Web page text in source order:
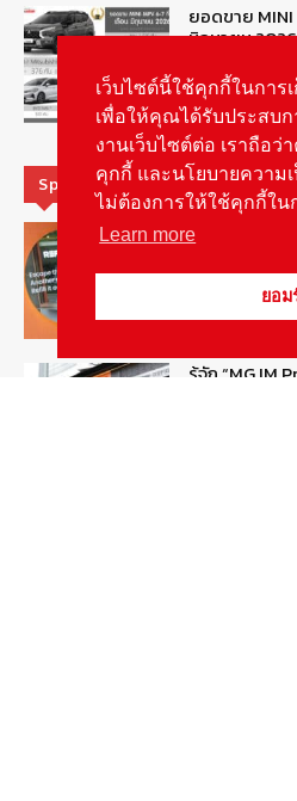
ยอดขาย
มิถุนายน
ข่าวรถยนต์
Special Picks
MG ลั่นกลอง
รู้จัก “MG IM
เว็บไซต์นี้ใช้คุกกี้ในการ
เพื่อให้คุณได้รับประสบ
งานเว็บไซต์ต่อ เราถือ
คุกกี้ และนโยบายความ
ไม่ต้องการให้ใช้คุกกี้ใน
Learn more
ยอม